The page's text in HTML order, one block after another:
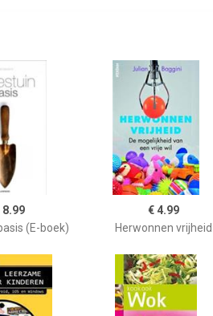
8.99
(E-boek)
€ 4.99
Herwonnen vrijheid